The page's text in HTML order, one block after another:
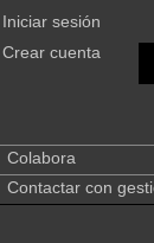
Iniciar sesión
Crear cuenta
Colabora
Contactar con